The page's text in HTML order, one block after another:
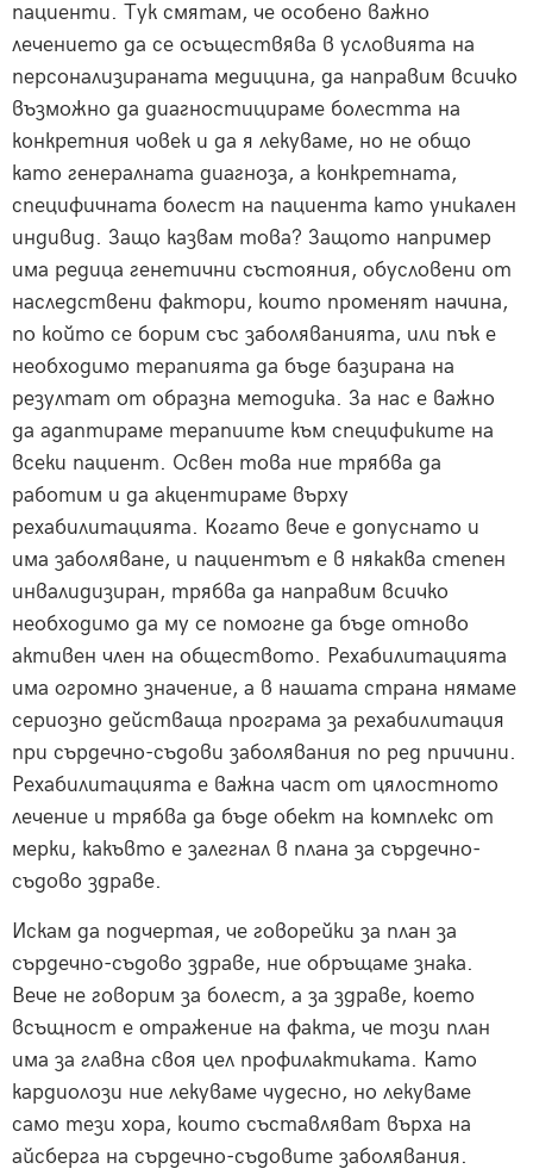
пациенти. Тук смятам, че особено важно
лечението да се осъществява в условията на
персонализираната медицина, да направим всичко
възможно да диагностицираме болестта на
конкретния човек и да я лекуваме, но не общо
като генералната диагноза, а конкретната,
специфичната болест на пациента като уникален
индивид. Защо казвам това? Защото например
има редица генетични състояния, обусловени от
наследствени фактори, които променят начина,
по който се борим със заболяванията, или пък е
необходимо терапията да бъде базирана на
резултат от образна методика. За нас е важно
да адаптираме терапиите към спецификите на
всеки пациент. Освен това ние трябва да
работим и да акцентираме върху
рехабилитацията. Когато вече е допуснато и
има заболяване, и пациентът е в някаква степен
инвалидизиран, трябва да направим всичко
необходимо да му се помогне да бъде отново
активен член на обществото. Рехабилитацията
има огромно значение, а в нашата страна нямаме
сериозно действаща програма за рехабилитация
при сърдечно-съдови заболявания по ред причини.
Рехабилитацията е важна част от цялостното
лечение и трябва да бъде обект на комплекс от
мерки, какъвто е залегнал в плана за сърдечно-
съдово здраве.
Искам да подчертая, че говорейки за план за
сърдечно-съдово здраве, ние обръщаме знака.
Вече не говорим за болест, а за здраве, което
всъщност е отражение на факта, че този план
има за главна своя цел профилактиката. Като
кардиолози ние лекуваме чудесно, но лекуваме
само тези хора, които съставляват върха на
айсберга на сърдечно-съдовите заболявания.